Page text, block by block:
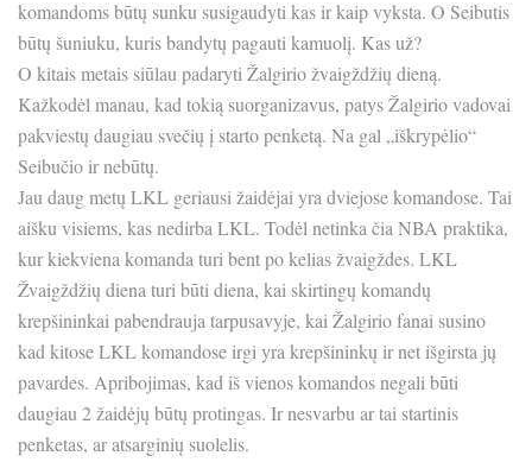
komandoms būtų sunku susigaudyti kas ir kaip vyksta. O Seibutis
būtų šuniuku, kuris bandytų pagauti kamuolį. Kas už?
O kitais metais siūlau padaryti Žalgirio žvaigždžių dieną.
Kažkodėl manau, kad tokią suorganizavus, patys Žalgirio vadovai
pakviestų daugiau svečių į starto penketą. Na gal „iškrypėlio“
Seibučio ir nebūtų.
Jau daug metų LKL geriausi žaidėjai yra dviejose komandose. Tai
aišku visiems, kas nedirba LKL. Todėl netinka čia NBA praktika,
kur kiekviena komanda turi bent po kelias žvaigždes. LKL
Žvaigždžių diena turi būti diena, kai skirtingų komandų
krepšininkai pabendrauja tarpusavyje, kai Žalgirio fanai susino
kad kitose LKL komandose irgi yra krepšininkų ir net išgirsta jų
pavardes. Apribojimas, kad iš vienos komandos negali būti
daugiau 2 žaidėjų būtų protingas. Ir nesvarbu ar tai startinis
penketas, ar atsarginių suolelis.